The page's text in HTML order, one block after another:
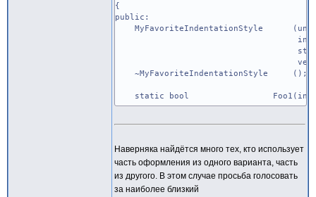
unsigned int m_nVeryLongFoo2;
}
{
public:
MyFavoriteIndentationStyle
int
std::string&
~MyFavoriteIndentationStyle ();
static bool Foo1(int
void*
bool m_bFoo1;
unsigned int
}
Наверняка найдётся много тех, кто использует
часть оформления из одного варианта, часть
из другого. В этом случае просьба голосовать
за наиболее близкий